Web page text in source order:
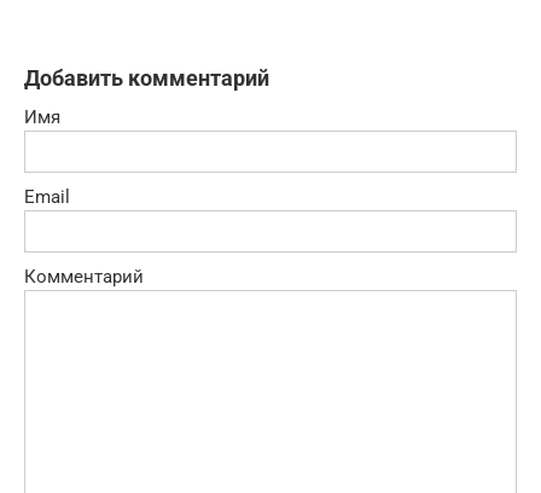
Добавить комментарий
Имя
Email
Комментарий